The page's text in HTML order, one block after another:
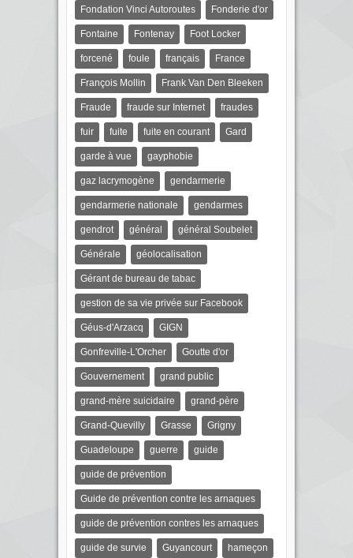
Fondation Vinci Autoroutes Fonderie d'or
Fontaine Fontenay Foot Locker
forcené foule français France
François Mollin Frank Van Den Bleeken
Fraude fraude sur Internet fraudes
fuir fuite fuite en courant Gard
garde à vue gayphobie
gaz lacrymogène gendarmerie
gendarmerie nationale gendarmes
gendrot général général Soubelet
Générale géolocalisation
Gérant de bureau de tabac
gestion de sa vie privée sur Facebook
Géus-d'Arzacq GIGN
Gonfreville-L'Orcher Goutte d'or
Gouvernement grand public
grand-mère suicidaire grand-père
Grand-Quevilly Grasse Grigny
Guadeloupe guerre guide
guide de prévention
Guide de prévention contre les arnaques
guide de prévention contres les arnaques
guide de survie Guyancourt hameçon